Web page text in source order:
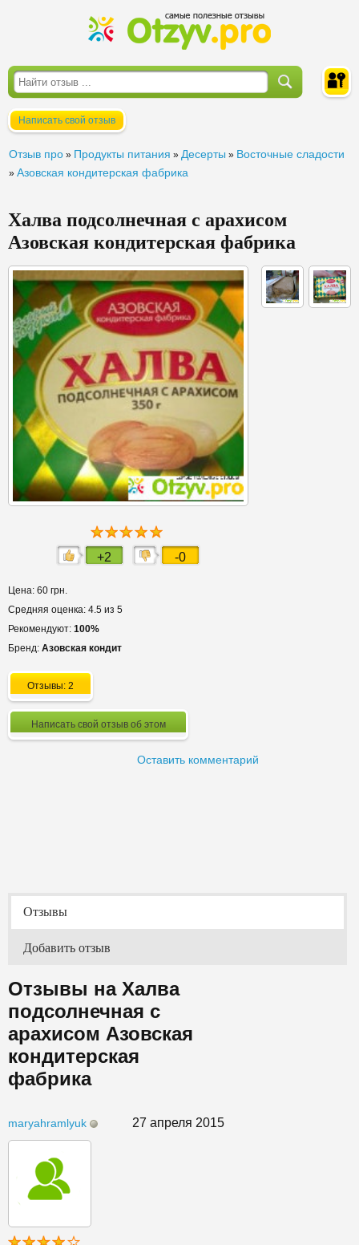
Написать свой отзыв
Отзыв про » Продукты питания » Десерты » Восточные сладости
» Азовская кондитерская фабрика
Халва подсолнечная с арахисом
Азовская кондитерская фабрика
+2 -0
Цена: 60 грн.
Средняя оценка: 4.5 из 5
Рекомендуют: 100%
Бренд: Азовская кондит
Отзывы: 2
Написать свой отзыв об этом
Оставить комментарий
Отзывы
Добавить отзыв
Отзывы на Халва
подсолнечная с
арахисом Азовская
кондитерская
фабрика
maryahramlyuk 27 апреля 2015